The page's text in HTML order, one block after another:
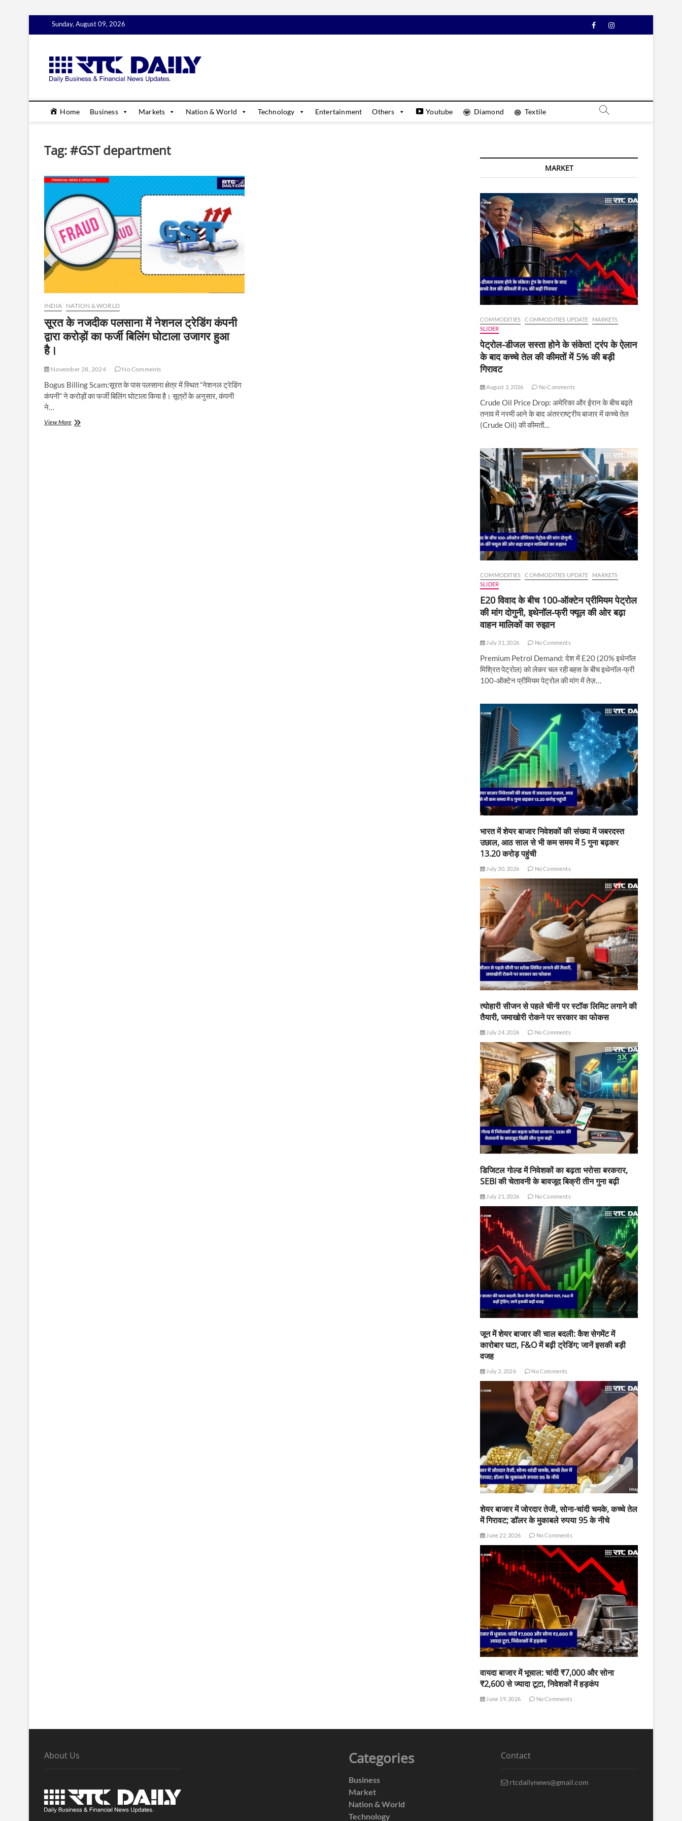
Sunday, August 09, 2026 FacebookInstagram
Home Business Markets Nation & World Technology Entertainment Others Youtube Diamond Textile
Tag:#GST department
INDIA NATION & WORLD
सूरत के नजदीक पलसाना में नेशनल ट्रेडिंग कंपनी
द्वारा करोड़ों का फर्जी बिलिंग घोटाला उजागर हुआ
है।
November 28, 2024 No Comments
Bogus Billing Scam:सूरत के पास पलसाना क्षेत्र में स्थित “नेशनल ट्रेडिंग
कंपनी” ने करोड़ों का फर्जी बिलिंग घोटाला किया है। सूत्रों के अनुसार, कंपनी
ने…
View Moreसूरत
MARKET
COMMODITIES COMMODITIES UPDATE
MARKETS
SLIDER
पेट्रोल-डीजल सस्ता होने के संकेत! ट्रंप के ऐलान
के बाद कच्चे तेल की कीमतों में 5% की बड़ी
गिरावट
August 3, 2026 No Comments
Crude Oil Price Drop: अमेरिका और ईरान के बीच बढ़ते
तनाव में नरमी आने के बाद अंतरराष्ट्रीय बाजार में कच्चे तेल
(Crude Oil) की कीमतों…
COMMODITIES COMMODITIES UPDATE
MARKETS
SLIDER
E20 विवाद के बीच 100-ऑक्टेन प्रीमियम पेट्रोल
की मांग दोगुनी, इथेनॉल-फ्री फ्यूल की ओर बढ़ा
वाहन मालिकों का रुझान
July 31, 2026 No Comments
Premium Petrol Demand: देश में E20 (20% इथेनॉल
मिश्रित पेट्रोल) को लेकर चल रही बहस के बीच इथेनॉल-फ्री
100-ऑक्टेन प्रीमियम पेट्रोल की मांग में तेज़…
भारत में शेयर बाजार निवेशकों की संख्या में जबरदस्त
उछाल, आठ साल से भी कम समय में 5 गुना बढ़कर
13.20 करोड़ पहुंची
July 30, 2026 No Comments
त्योहारी सीजन से पहले चीनी पर स्टॉक लिमिट लगाने की
तैयारी, जमाखोरी रोकने पर सरकार का फोकस
July 24, 2026 No Comments
डिजिटल गोल्ड में निवेशकों का बढ़ता भरोसा बरकरार,
SEBI की चेतावनी के बावजूद बिक्री तीन गुना बढ़ी
July 21, 2026 No Comments
जून में शेयर बाजार की चाल बदली: कैश सेगमेंट में
कारोबार घटा, F&O में बढ़ी ट्रेडिंग; जानें इसकी बड़ी
वजह
July 3, 2026 No Comments
शेयर बाजार में जोरदार तेजी, सोना-चांदी चमके, कच्चे तेल
में गिरावट; डॉलर के मुकाबले रुपया 95 के नीचे
June 22, 2026 No Comments
वायदा बाजार में भूचाल: चांदी ₹7,000 और सोना
₹2,600 से ज्यादा टूटा, निवेशकों में हड़कंप
June 19, 2026 No Comments
About Us Categories
Business
Market
Nation & World
Technology
Contact
rtcdailynews@gmail.com